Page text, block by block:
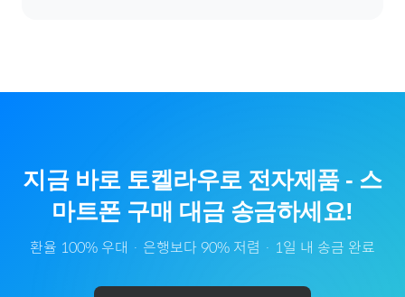
지금 바로 토켈라우로 전자제품- 스
마트폰구매 대금 송금하세요!
환율 100% 우대 · 은행보다 90% 저렴 · 1일 내 송금 완료